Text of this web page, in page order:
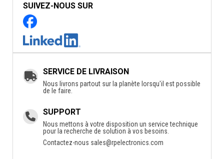
SUIVEZ-NOUS SUR
SERVICE DE LIVRAISON
Nous livrons partout sur la planète lorsqu'il est possible
de le faire.
SUPPORT
Nous mettons à votre disposition un service technique
pour la recherche de solution à vos besoins.
Contactez-nous sales@rpelectronics.com